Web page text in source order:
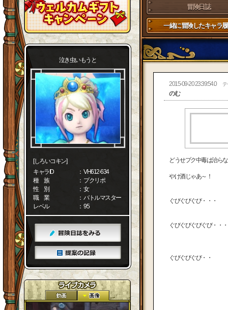
泣き虫いもうと
[しろいコキン]
キャラID
： VH612-634
種 族
： プクリポ
性 別
： 女
職 業
： バトルマスター
レベル
： 95
冒険日誌
一緒に冒険したキャラ
2015-09-20 23:39:54.0 テ
のむ
どうせプク中毒は治ら
やけ酒じゃあ～！
ぐびぐびぐび・・・
ぐびぐびぐびぐび・・
ぐびぐびぐび・・